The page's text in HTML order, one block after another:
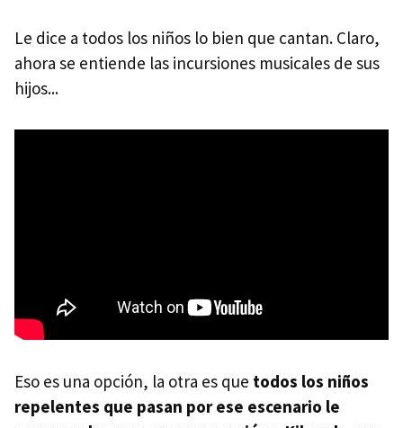
Le dice a todos los niños lo bien que cantan. Claro,
ahora se entiende las incursiones musicales de sus
hijos...
Eso es una opción, la otra es que todos los niños
repelentes que pasan por ese escenario le